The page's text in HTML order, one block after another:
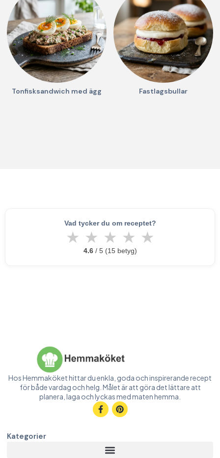
Tonfisksandwich med ägg Fastlagsbullar
Vad tycker du om receptet?
★ ★ ★ ★ ★
4.6/ 5 (15 betyg)
Hos Hemmaköket hittar du enkla, goda och inspirerande recept
för både vardag och helg. Målet är att göra det lättare att
planera, laga och lyckas med maten hemma.
Kategorier